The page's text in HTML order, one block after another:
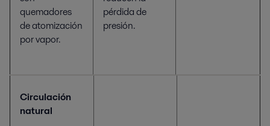
quemadores
de atomización
por vapor.
pérdida de
presión.
Circulación
natural